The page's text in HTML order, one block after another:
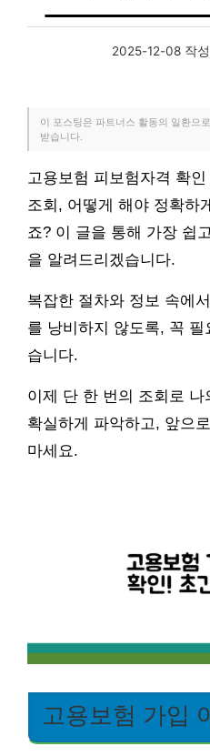
2025-12-08 작
이 포스팅은 파트너스 활동의 일환으
받습니다.
고용보험 피보험자격 확
조회, 어떻게 해야 정확하
죠? 이 글을 통해 가장 쉽
을 알려드리겠습니다.
복잡한 절차와 정보 속에
를 낭비하지 않도록, 꼭
습니다.
이제 단 한 번의 조회로
확실하게 파악하고, 앞으
마세요.
고용보험 가입